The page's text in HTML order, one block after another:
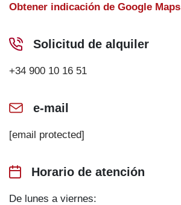
Obtener indicación de Google Maps
Solicitud de alquiler
+34 900 10 16 51
e-mail
[email protected]
Horario de atención
De lunes a viernes: